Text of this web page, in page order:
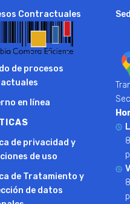
Contractuales
de procesos
en línea
de privacidad y
de uso
de Tratamiento y
de datos